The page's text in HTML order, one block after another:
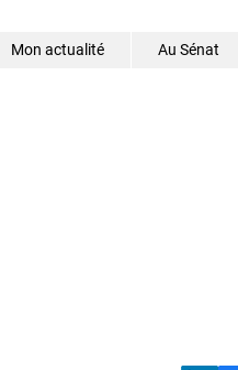
Mon actualité Au Sénat